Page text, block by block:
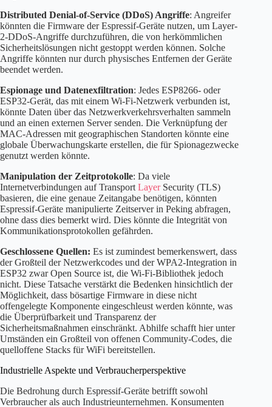
Distributed Denial-of-Service (DDoS) Angriffe: Angreifer
könnten die Firmware der Espressif-Geräte nutzen, um Layer-
2-DDoS-Angriffe durchzuführen, die von herkömmlichen
Sicherheitslösungen nicht gestoppt werden können. Solche
Angriffe könnten nur durch physisches Entfernen der Geräte
beendet werden.
Espionage und Datenexfiltration: Jedes ESP8266- oder
ESP32-Gerät, das mit einem Wi-Fi-Netzwerk verbunden ist,
könnte Daten über das Netzwerkverkehrsverhalten sammeln
und an einen externen Server senden. Die Verknüpfung der
MAC-Adressen mit geographischen Standorten könnte eine
globale Überwachungskarte erstellen, die für Spionagezwecke
genutzt werden könnte.
Manipulation der Zeitprotokolle: Da viele
Internetverbindungen auf Transport LayerSecurity (TLS)
basieren, die eine genaue Zeitangabe benötigen, könnten
Espressif-Geräte manipulierte Zeitserver in Peking abfragen,
ohne dass dies bemerkt wird. Dies könnte die Integrität von
Kommunikationsprotokollen gefährden.
Geschlossene Quellen: Es ist zumindest bemerkenswert, dass
der Großteil der Netzwerkcodes und der WPA2-Integration in
ESP32 zwar Open Source ist, die Wi-Fi-Bibliothek jedoch
nicht. Diese Tatsache verstärkt die Bedenken hinsichtlich der
Möglichkeit, dass bösartige Firmware in diese nicht
offengelegte Komponente eingeschleust werden könnte, was
die Überprüfbarkeit und Transparenz der
Sicherheitsmaßnahmen einschränkt. Abhilfe schafft hier unter
Umständen ein Großteil von offenen Community-Codes, die
quelloffene Stacks für WiFi bereitstellen.
Industrielle Aspekte und Verbraucherperspektive
Die Bedrohung durch Espressif-Geräte betrifft sowohl
Verbraucher als auch Industrieunternehmen. Konsumenten